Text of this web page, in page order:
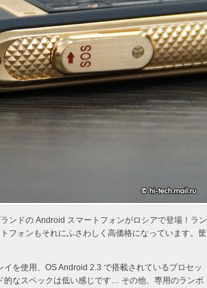
ンドの Android スマートフォンがロシアで登場！ラン
フォンもそれにふさわしく高価格になっています。筐
を使用、OS Android 2.3 で搭載されているプロセッ
なスペックは低い感じです… その他、専用のランボ